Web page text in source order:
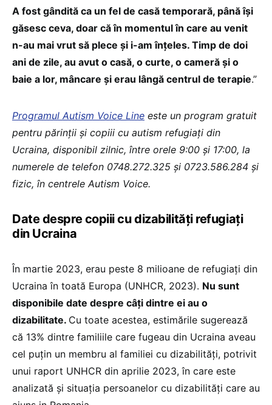
A fost gândită ca un fel de casă temporară, până își
găsesc ceva, doar că în momentul în care au venit
n-au mai vrut să plece și i-am înțeles. Timp de doi
ani de zile, au avut o casă, o curte, o cameră și o
baie a lor, mâncare și erau lângă centrul de terapie.”
Programul Autism Voice Line este un program gratuit
pentru părinții și copiii cu autism refugiați din
Ucraina, disponibil zilnic, între orele 9:00 și 17:00, la
numerele de telefon 0748.272.325 și 0723.586.284 și
fizic, în centrele Autism Voice.
Date despre copiii cu dizabilități refugiați
din Ucraina
În martie 2023, erau peste 8 milioane de refugiați din
Ucraina în toată Europa (UNHCR, 2023). Nu sunt
disponibile date despre câți dintre ei au o
dizabilitate. Cu toate acestea, estimările sugerează
că 13% dintre familiile care fugeau din Ucraina aveau
cel puțin un membru al familiei cu dizabilități, potrivit
unui raport UNHCR din aprilie 2023, în care este
analizată și situația persoanelor cu dizabilități care au